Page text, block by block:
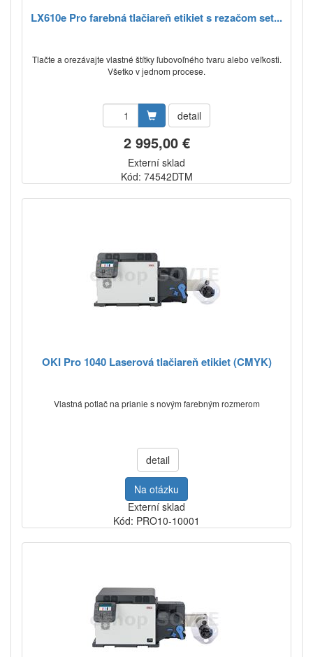
LX610e Pro farebná tlačiareň etikiet s rezačom set...
Tlačte a orezávajte vlastné štítky ľubovoľného tvaru alebo veľkosti.
Všetko v jednom procese.
detail
2 995,00 €
Externí sklad
Kód: 74542DTM
OKI Pro 1040 Laserová tlačiareň etikiet (CMYK)
Vlastná potlač na prianie s novým farebným rozmerom
detail
Na otázku
Externí sklad
Kód: PRO10-10001